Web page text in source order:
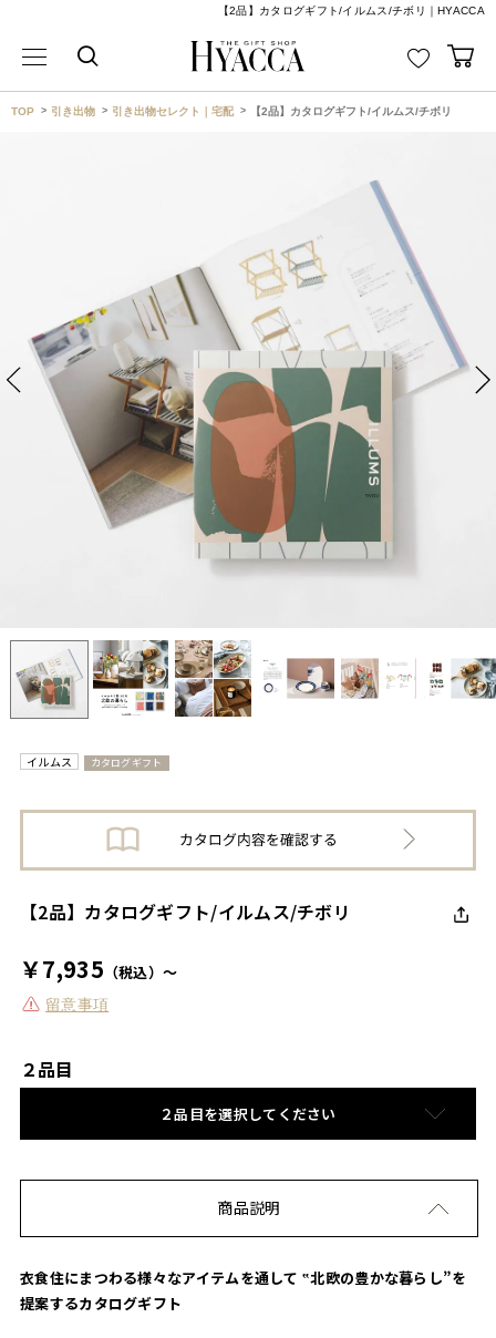
【2品】カタログギフト/イルムス/チボリ｜HYACCA
TOP 引き出物 引き出物セレクト｜宅配 【2品】カタログギフト/イルムス/チボリ
イルムス カタログギフト
【2品】カタログギフト/イルムス/チボリ
￥7,935 （税込）～
留意事項
２品目
２品目を選択してください
商品説明
衣食住にまつわる様々なアイテムを通して ‟北欧の豊かな暮らし”を
提案するカタログギフト